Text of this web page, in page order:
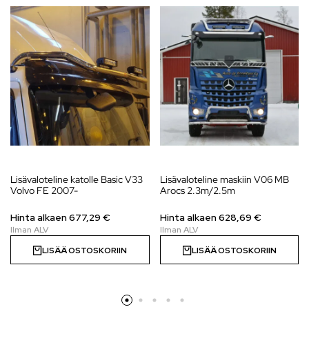
Lisävaloteline katolle Basic V33
Volvo FE 2007-
Hinta alkaen677,29 €
LISÄÄ OSTOSKORIIN
Lisävaloteline maskiin V06 MB
Arocs 2.3m/2.5m
Hinta alkaen628,69 €
LISÄÄ OSTOSKORIIN